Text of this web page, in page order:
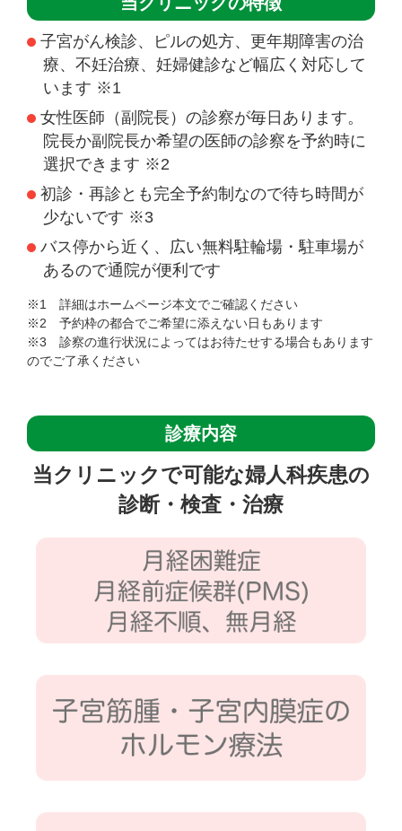
子宮がん検診、ピルの処方、更年期障害の治
療、不妊治療、妊婦健診など幅広く対応して
います ※1
女性医師（副院長）の診察が毎日あります。
院長か副院長か希望の医師の診察を予約時に
選択できます ※2
初診・再診とも完全予約制なので待ち時間が
少ないです ※3
バス停から近く、広い無料駐輪場・駐車場が
あるので通院が便利です
※1 詳細はホームページ本文でご確認ください
※2 予約枠の都合でご希望に添えない日もあります
※3 診察の進行状況によってはお待たせする場合もあります
のでご了承ください
診療内容
当クリニックで可能な婦人科疾患の
診断・検査・治療